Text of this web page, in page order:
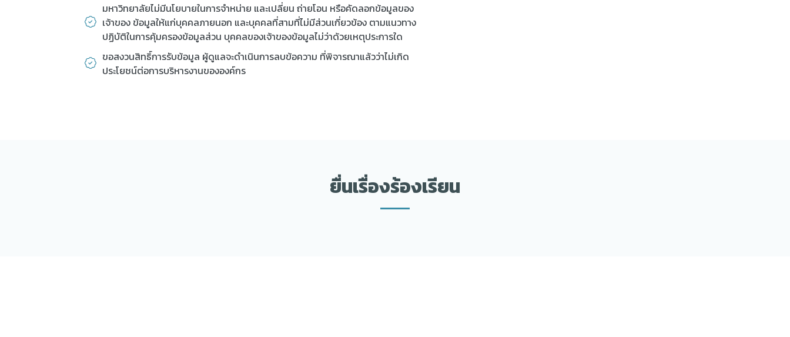
มหาวิทยาลัยไม่มีนโยบายในการจำหน่าย และเปลี่ยน ถ่ายโอน หรือคัดลอกข้อมูลของ
เจ้าของ ข้อมูลให้แก่บุคคลภายนอก และบุคคลที่สามที่ไม่มีส่วนเกี่ยวข้อง ตามแนวทาง
ปฏิบัติในการคุ้มครองข้อมูลส่วน บุคคลของเจ้าของข้อมูลไม่ว่าด้วยเหตุประการใด
ขอสงวนสิทธิ์การรับข้อมูล ผู้ดูแลจะดำเนินการลบข้อความ ที่พิจารณาแล้วว่าไม่เกิด
ประโยชน์ต่อการบริหารงานขององค์กร
ยื่นเรื่องร้องเรียน